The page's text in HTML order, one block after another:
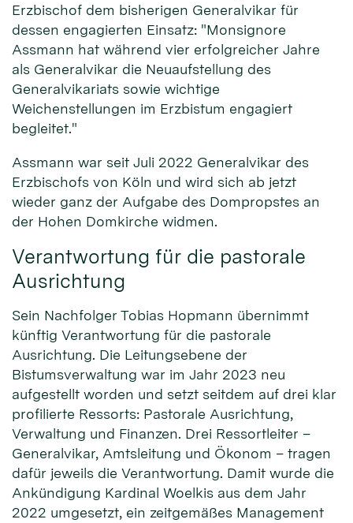
Erzbischof dem bisherigen Generalvikar für
dessen engagierten Einsatz: "Monsignore
Assmann hat während vier erfolgreicher Jahre
als Generalvikar die Neuaufstellung des
Generalvikariats sowie wichtige
Weichenstellungen im Erzbistum engagiert
begleitet."
Assmann war seit Juli 2022 Generalvikar des
Erzbischofs von Köln und wird sich ab jetzt
wieder ganz der Aufgabe des Dompropstes an
der Hohen Domkirche widmen.
Verantwortung für die pastorale
Ausrichtung
Sein Nachfolger Tobias Hopmann übernimmt
künftig Verantwortung für die pastorale
Ausrichtung. Die Leitungsebene der
Bistumsverwaltung war im Jahr 2023 neu
aufgestellt worden und setzt seitdem auf drei klar
profilierte Ressorts: Pastorale Ausrichtung,
Verwaltung und Finanzen. Drei Ressortleiter –
Generalvikar, Amtsleitung und Ökonom – tragen
dafür jeweils die Verantwortung. Damit wurde die
Ankündigung Kardinal Woelkis aus dem Jahr
2022 umgesetzt, ein zeitgemäßes Management